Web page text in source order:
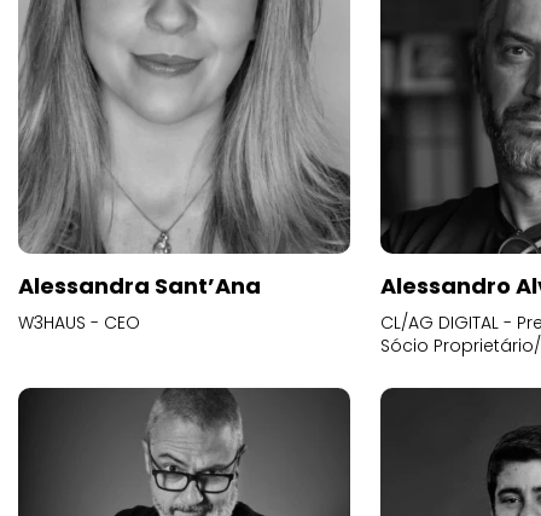
Alessandra Sant’Ana
W3HAUS - CEO
Alessandro
CL/AG DIGITAL -
Sócio